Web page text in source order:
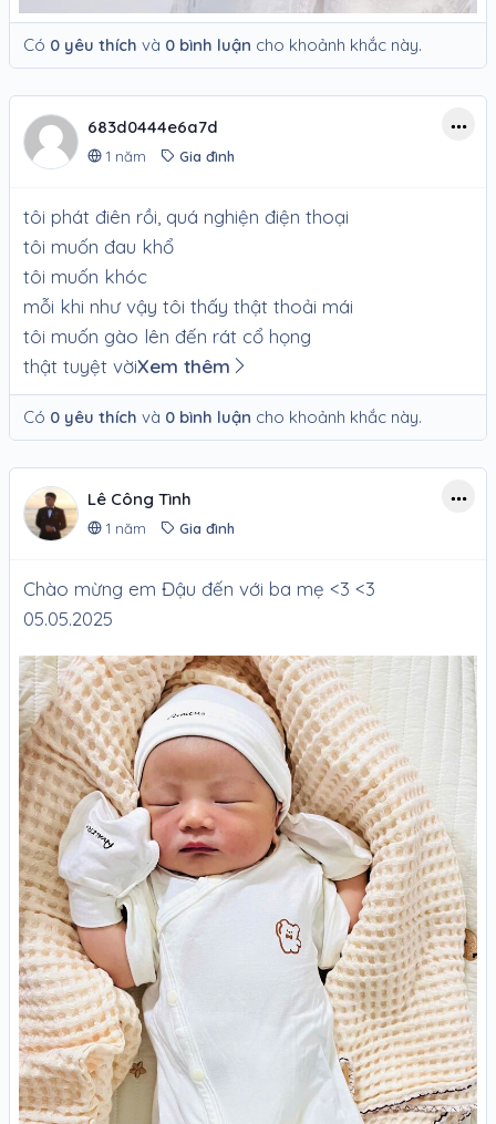
Có 0 yêu thích và 0 bình luận cho khoảnh khắc này.
683d0444e6a7d
1 năm Gia đình
tôi phát điên rồi, quá nghiện điện thoại
tôi muốn đau khổ
tôi muốn khóc
mỗi khi như vậy tôi thấy thật thoải mái
tôi muốn gào lên đến rát cổ họng
thật tuyệt vờiXem thêm
Có 0 yêu thích và 0 bình luận cho khoảnh khắc này.
Lê Công Tình
1 năm Gia đình
Chào mừng em Đậu đến với ba mẹ <3 <3
05.05.2025